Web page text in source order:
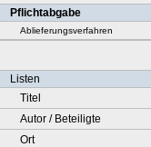
Pflichtabgabe
Ablieferungsverfahren
Listen
Titel
Autor / Beteiligte
Ort